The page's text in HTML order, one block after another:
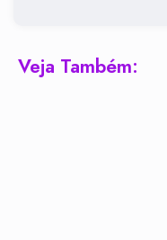
Veja Também: